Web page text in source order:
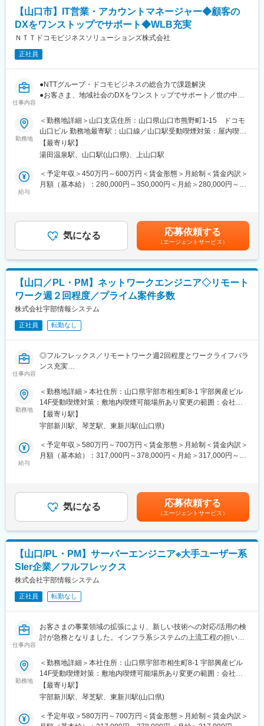
くてはならないインフラを扱う重要な仕事です。
常に最新の技術情報が豊富な環境で、サーバ、セキュリティ等の
技術のプロとして成長することが出来ます。
月の残業平均15時間程度、土日祝日休みの環境なので、ワークラ
イフバランスを意識したメリハリをつけた働き方が可能です。
■充実の研修制度：
技術スキルを向上させるためのIT系資格の取得サポート制度や多
数の研修メニューにも力を入れております。
教材費、社外講義(講習)費用、受験料、登録料、更新料等、会社負
■仕事環境
月曜、水曜、金曜のノー残業デーが徹底されています。プライベ
ートの時間も充実させることができ、子育てをしながら働く社員
したり、趣味に時間を使う等、メリハリをつけて働ける環境で
す。
ウド、セキュリティ、IoT、AIなど先進ソリューションを組み合わ
せて、お客さまや地域社会のDXを支援し、課題解決を実現してい
きます。お客さまに寄り添うDX支援をコンサルティングから導入
後のサポートまで一貫して担っており、ワンストップで顧客への
価値提供が可能です。
変更の範囲：会社の定める職務内容
【山口市】IT営業・アカウントマネージャー◆顧客の
DXをワンストップでサポート◆WLB充実
ＮＴＴドコモビジネスソリューションズ株式会社
正社員
仕事内容
●NTTグループ・ドコモビジネスの総合力で課題解決
●お客さま、地域社会のDXをワンストップでサポート／世の中に
●フルフレックス可／土日祝休／年間休日123日
■職務詳細：
〇主に山口エリア企業へのコンサルティング型営業です。
〇受注・収益の拡大に向け、既存顧客への深耕営業の展開や新規
リード創出に取り組みます。
〇主な提案商材・サービスは、モバイル通信・固定通信・クラウ
■特徴・魅力：
日本のネットワーク網を支えているNTTグループは、世の中にな
技術のプロとして成長することが出来ます。
在宅でのリモートワークで対応可能な業務も多く、月の残業平均
15時間程度、土日祝日休みの環境なので、ワークライフバランス
を意識したメリハリをつけた働き方が可能です。
■充実の研修制度：
技術スキルを向上させるためのIT系資格の取得サポート制度や多
数の研修メニューにも力を入れております。
教材費、社外講義(講習)費用、受験料、登録料、更新料に至るまで
全て会社負担で資格取得をすることができます。
■仕事環境
月曜、水曜、金曜のノー残業デーが徹底されています。プライベ
ートの時間も充実させることができ、子育てをしながら働く社員
も多数活躍しており、転職をしたことで家族と過ごす時間を増や
す。
せて、お客さまや地域社会のDXを支援し、課題解決を実現してい
きます。お客さまに寄り添うDX支援をコンサルティングから導入
後のサポートまで一貫して担っており、ワンストップで顧客への
価値提供が可能です。
変更の範囲：会社の定める職務内容
勤務地
＜勤務地詳細＞山口支店住所：山口県山口市熊野町1-15 ドコモ
山口ビル 勤務地最寄駅：山口線／山口駅受動喫煙対策：屋内喫煙
可能場所あり変更の範囲：会社の定める事業所（リモートワーク
含む）
【最寄り駅】
湯田温泉駅、山口駅(山口県)、上山口駅
給与
＜予定年収＞450万円～600万円＜賃金形態＞月給制＜賃金内訳＞
月額（基本給）：280,000円～350,000円＜月給＞280,000円～
通じて上下する可能性があります。月給(月額)は固定手当を含めた
表記です。気になる 応募依頼する
（エージェントサービス）
【山口／PL・PM】ネットワークエンジニア◇リモート
ワーク週２回程度／プライム案件多数
株式会社宇部情報システム
正社員 転勤なし
仕事内容
◎フルフレックス／リモートワーク週2回程度とワークライフバラ
ンス充実
策定して実行することができます。プロジェクトマネジメント業
務から、後輩への指導・業務改善提案等、チーム力の底上げへの
貢献を期待いたします。
PL/PM業務やお客さまとの折衝業務等でご活躍されたのちに、志
向や組織体制に応じて、専門技術力に特化したスペシャリスト
か、マネジャーとして組織運営をするキャリアが選択できます。
■募集背景：
■業務内容：
企業ネットワーク(LAN、WAN、SD-WAN、無線LAN、クラウド)
に関わる新規導入・既存環境更改の設計構築と、既存運用環境に
お客さま・ベンダー・メーカーや、サーバ・セキュリティエンジ
ニア等社内のエンジニアとコミュニケーションを取り関係性を築
きながら、上流から下流まで一気通貫で携わることができます。
プライム案件がほとんどですので、お客さまへの提案スキルも身
につきます。
■部署で使用している言語、環境・ツール：
通信機器(スイッチ・ルータ・SDN・VPN・無線クラウドコントロ
ーラ/AP・ファイアウォール・IPSなど、クラウド用仮想アプライ
アンス含む)
M365(Excel・PowerPoint・Teams・Planer・PowerAutomate)
■配属組織：
先端技術の採用も多く、お客さまやベンダー等多くの人との関り
をもって知識とスキルを向上しながらビジネスセンスも磨いてい
■出張頻度：県外出張：月に多くとも3回程度
勤務地
＜勤務地詳細＞本社住所：山口県宇部市相生町8-1 宇部興産ビル
14F受動喫煙対策：敷地内喫煙可能場所あり変更の範囲：会社の
定める事業所
【最寄り駅】
宇部新川駅、琴芝駅、東新川駅(山口県)
給与
＜予定年収＞580万円～700万円＜賃金形態＞月給制＜賃金内訳＞
月額（基本給）：317,000円～378,000円＜月給＞317,000円～
ん.※具体的には前職での経験・能力に基づき決定します。賃金は
あくまでも目安の金額であり、選考を通じて上下する可能性があ
ります。月給(月額)は固定手当を含めた表記です。
気になる 応募依頼する
（エージェントサービス）
【山口/PL・PM】サーバーエンジニア※大手ユーザー系
SIer企業／フルフレックス
株式会社宇部情報システム
正社員 転勤なし
仕事内容
お客さまの事業領域の拡張により、新しい技術への対応/活用の検
討が急務となりました。インフラ系システムの上流工程の担い手
ていただけることを期待します。また、これまでに培われた知識
と技術を基に後輩への指導・業務改善提案等、チーム力の底上げ
へも寄与いただきたいです。
大型案件が増えており、サーバ部分での要件の定義や構築をお任
せしたいと考えています。
■業務内容：
勤務地
＜勤務地詳細＞本社住所：山口県宇部市相生町8-1 宇部興産ビル
14F受動喫煙対策：敷地内喫煙可能場所あり変更の範囲：会社の
定める事業所
【最寄り駅】
宇部新川駅、琴芝駅、東新川駅(山口県)
＜予定年収＞580万円～700万円＜賃金形態＞月給制＜賃金内訳＞